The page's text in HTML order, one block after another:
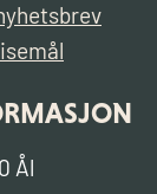
Ål